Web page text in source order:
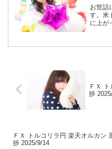
お世話
す。米
に上が
す。
今後の
ＦＸ
捗
ＦＸ トルコリラ円 楽天オルカン
捗 2025/9/14